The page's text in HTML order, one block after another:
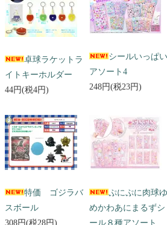
卓球ラケットラ
イトキーホルダー
44円(税4円)
シールいっぱい
アソート4
248円(税23円)
特価 ゴジラバ
スボール
308円(税28円)
ぷにぷに肉球ゆ
めかわあにまるずシ
ール８種アソート